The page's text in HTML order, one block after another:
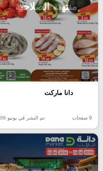
منتهية الصلاحية
دانا ماركت
9 صفحات تم النشر في يونيو 06